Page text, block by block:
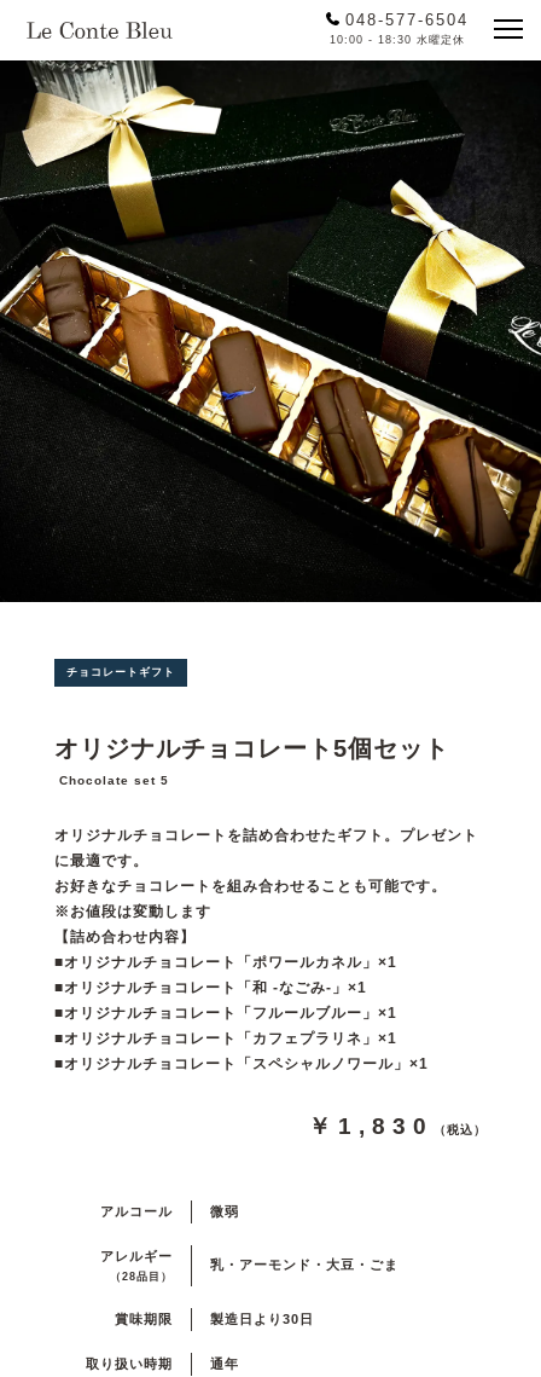
048-577-6504
10:00 - 18:30 水曜定休
チョコレートギフト
オリジナルチョコレート5個セット
Chocolate set 5
オリジナルチョコレートを詰め合わせたギフト。プレゼント
に最適です。
お好きなチョコレートを組み合わせることも可能です。
※お値段は変動します
【詰め合わせ内容】
■オリジナルチョコレート「ポワールカネル」×1
■オリジナルチョコレート「和 -なごみ-」×1
■オリジナルチョコレート「フルールブルー」×1
■オリジナルチョコレート「カフェプラリネ」×1
■オリジナルチョコレート「スペシャルノワール」×1
￥1,830 （税込）
アルコール 微弱
アレルギー
（28品目）
乳・アーモンド・大豆・ごま
賞味期限 製造日より30日
取り扱い時期 通年